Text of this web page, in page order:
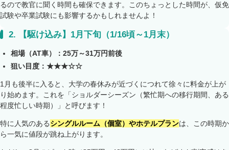
るので教官に聞く時間も確保できます。このちょっとした時間が、仮免
試験や卒業試験にも影響するかもしれませんよ！
2. 【駆け込み】1月下旬（1/16頃～1月末）
相場（AT車）：25万～31万円前後
狙い目度：★★★☆☆
1月も後半に入ると、大学の春休みが近づくにつれて徐々に料金が上が
り始めます。これを「ショルダーシーズン（繁忙期への移行期間、ある
程度忙しい時期）」と呼びます！
特に人気のあるシングルルーム（個室）やホテルプランは、この時期か
ら一気に値段が跳ね上がります。